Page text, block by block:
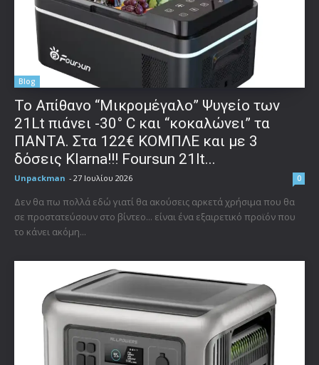
Blog
Το Απίθανο “Μικρομέγαλο” Ψυγείο των
21Lt πιάνει -30° C και “κοκαλώνει” τα
ΠΑΝΤΑ. Στα 122€ ΚΟΜΠΛΕ και με 3
δόσεις Klarna!!! Foursun 21lt...
Unpackman - 27 Ιουλίου 2026 0
Δεν θα πω πολλά εδώ γιατί θα ακούσεις αρκετά χρήσιμα που θα
σε προστατεύσουν στο βίντεο... είναι ένα εξαιρετικό προϊόν που
το κάνει ακόμη...